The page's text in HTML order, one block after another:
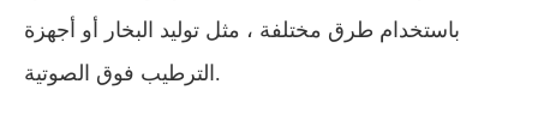
باستخدام طرق مختلفة ، مثل توليد البخار أو أجهزة
الترطيب فوق الصوتية.